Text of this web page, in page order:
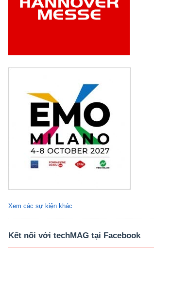
Xem các sự kiện khác
Kết nối với techMAG tại Facebook